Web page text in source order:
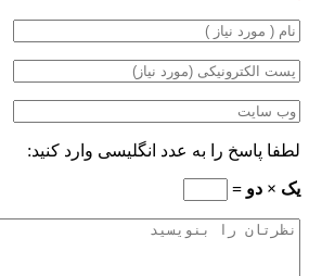
لطفا پاسخ را به عدد انگلیسی وارد کنید:
یک × دو =